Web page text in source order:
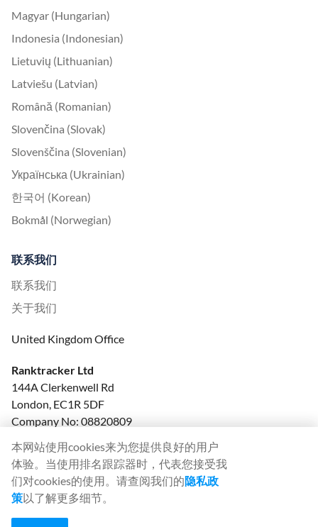
Magyar (Hungarian)
Indonesia (Indonesian)
Lietuvių (Lithuanian)
Latviešu (Latvian)
Română (Romanian)
Slovenčina (Slovak)
Slovenščina (Slovenian)
Українська (Ukrainian)
한국어 (Korean)
Bokmål (Norwegian)
联系我们
联系我们
关于我们
United Kingdom Office
Ranktracker Ltd
144A Clerkenwell Rd
London, EC1R 5DF
Company No: 08820809
2015 -2026
本网站使用cookies来为您提供良好的用户
体验。当使用排名跟踪器时，代表您接受我
们对cookies的使用。请查阅我们的隐私政
策以了解更多细节。